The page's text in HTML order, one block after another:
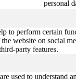
personal
to perform certain
website on social
party features.
used to understand